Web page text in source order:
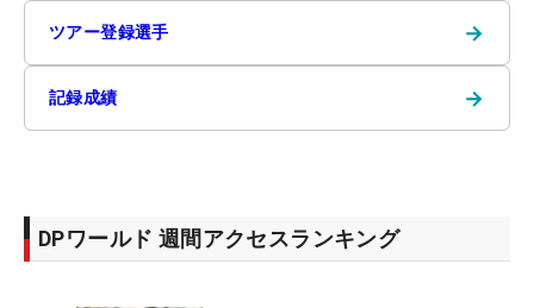
ツアー登録選手 →
記録成績 →
DPワールド 週間アクセスランキング